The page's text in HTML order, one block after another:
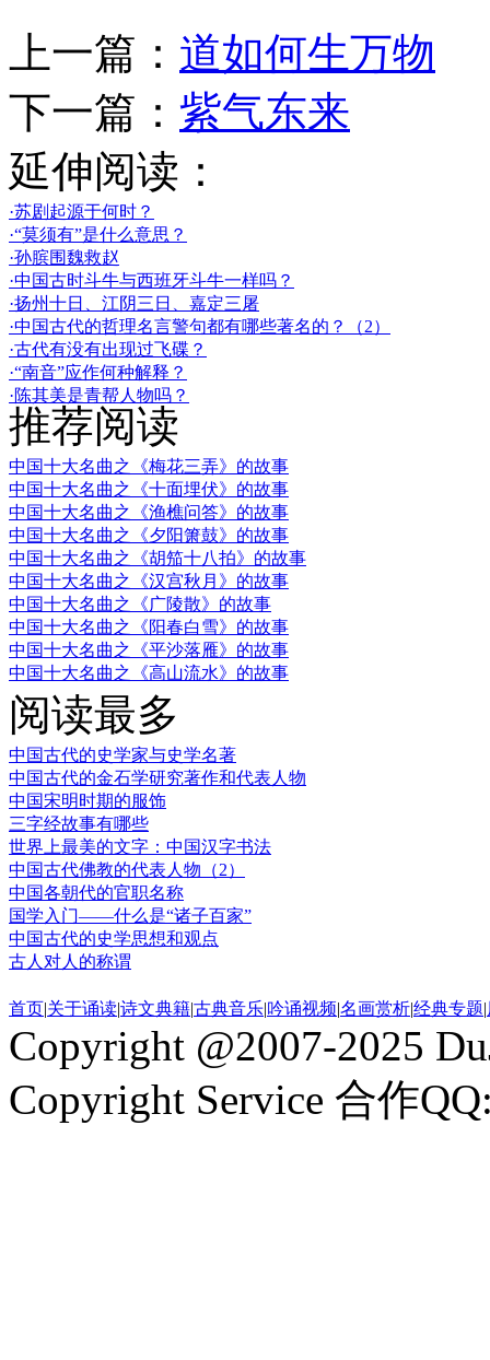
上一篇： 道如何生万物
下一篇： 紫气东来
延伸阅读：
·苏剧起源于何时？
·“莫须有”是什么意思？
·孙膑围魏救赵
·中国古时斗牛与西班牙斗牛一样吗？
·扬州十日、江阴三日、嘉定三屠
·中国古代的哲理名言警句都有哪些著名的？（2）
·古代有没有出现过飞碟？
·“南音”应作何种解释？
·陈其美是青帮人物吗？
推荐阅读
中国十大名曲之《梅花三弄》的故事
中国十大名曲之《十面埋伏》的故事
中国十大名曲之《渔樵问答》的故事
中国十大名曲之《夕阳箫鼓》的故事
中国十大名曲之《胡笳十八拍》的故事
中国十大名曲之《汉宫秋月》的故事
中国十大名曲之《广陵散》的故事
中国十大名曲之《阳春白雪》的故事
中国十大名曲之《平沙落雁》的故事
中国十大名曲之《高山流水》的故事
阅读最多
中国古代的史学家与史学名著
中国古代的金石学研究著作和代表人物
中国宋明时期的服饰
三字经故事有哪些
世界上最美的文字：中国汉字书法
中国古代佛教的代表人物（2）
中国各朝代的官职名称
国学入门——什么是“诸子百家”
中国古代的史学思想和观点
古人对人的称谓
首页|关于诵读|诗文典籍|古典音乐|吟诵视频|名画赏析|经典专题|
Copyright @2007-2025
Copyright Service 合作